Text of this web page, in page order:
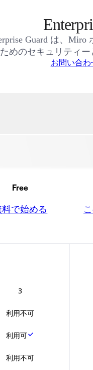
Guard は、
めのセキュリティー
お問い合わ
Free
で始める
3
利用不可
利用可
利用不可